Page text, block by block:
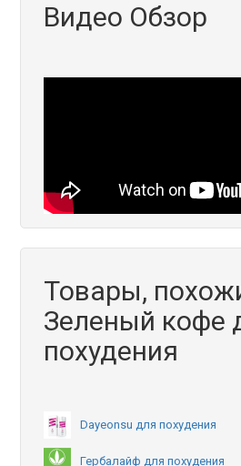
Видео Обзор
Товары,
Зеленый кофе
похудения
Dayeonsu для похудения
Гербалайф для похудения